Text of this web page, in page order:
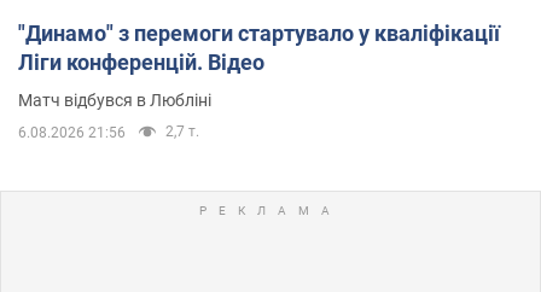
"Динамо" з перемоги стартувало у кваліфікації
Ліги конференцій. Відео
Матч відбувся в Любліні
6.08.2026 21:56 2,7 т.